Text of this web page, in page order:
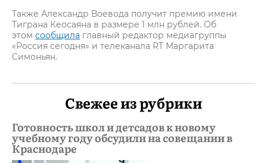
Также Александр Воевода получит премию имени
Тиграна Кеосаяна в размере 1 млн рублей. Об
этом сообщила главный редактор медиагруппы
«Россия сегодня» и телеканала RT Маргарита
Симоньян.
Свежее из рубрики
Готовность школ и детсадов к новому
учебному году обсудили на совещании в
Краснодаре